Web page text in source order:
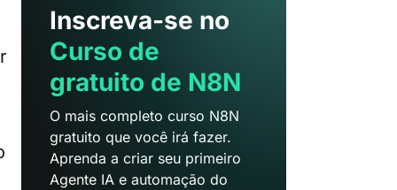
Inscreva-se no
Curso de
gratuito de N8N
O mais completo curso N8N
gratuito que você irá fazer.
Aprenda a criar seu primeiro
Agente IA e automação do